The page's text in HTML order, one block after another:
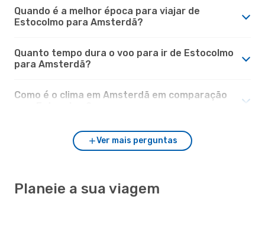
Quando é a melhor época para viajar de
Estocolmo para Amsterdã?
Quanto tempo dura o voo para ir de Estocolmo
para Amsterdã?
Como é o clima em Amsterdã em comparação
Ver mais perguntas
Planeie a sua viagem